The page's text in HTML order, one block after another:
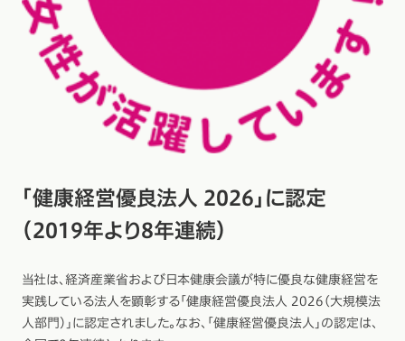
「健康経営優良法人 2026」に認定
（2019年より8年連続）
当社は、経済産業省および日本健康会議が特に優良な健康経営を
実践している法人を顕彰する「健康経営優良法人 2026（大規模法
人部門）」に認定されました。なお、「健康経営優良法人」の認定は、